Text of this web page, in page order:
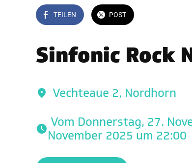
TEILEN POST
Sinfonic Rock
Vechteaue 2, Nordhorn
November 2025 um 22:00